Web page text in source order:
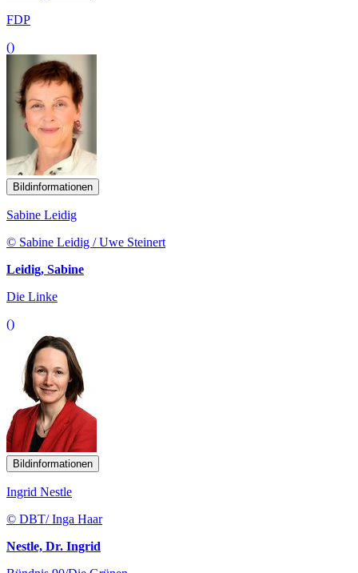
FDP
()
Bildinformationen
Sabine Leidig
© Sabine Leidig / Uwe Steinert
Leidig, Sabine
Die Linke
()
Bildinformationen
Ingrid Nestle
© DBT/ Inga Haar
Nestle, Dr. Ingrid